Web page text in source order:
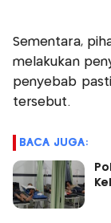
Sementara,
melakukan
penyebab
tersebut.
BACA JUGA: